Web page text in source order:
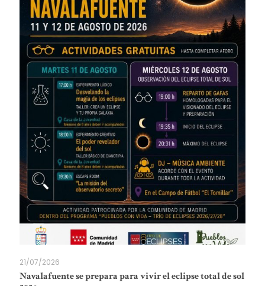
21/07/2026
Navalafuente se prepara para vivir el eclipse total de sol